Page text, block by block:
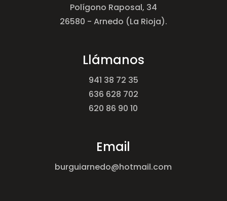
Polígono Raposal, 34
26580 - Arnedo (La Rioja).
Llámanos
941 38 72 35
636 628 702
620 86 90 10
Email
burguiarnedo@hotmail.com